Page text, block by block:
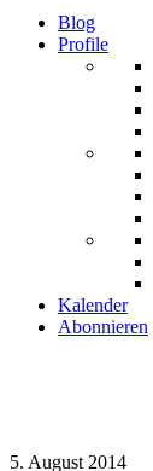
Blog
Profile
Kalender
Abonnieren
5. August 2014